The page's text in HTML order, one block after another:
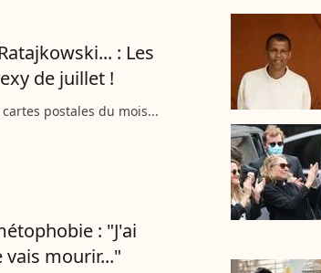
: Les
de juillet !
postales du mois...
: "J'ai
mourir..."